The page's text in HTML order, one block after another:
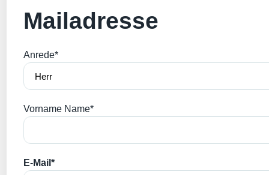
Mailadresse
Anrede*
Vorname Name*
E-Mail*